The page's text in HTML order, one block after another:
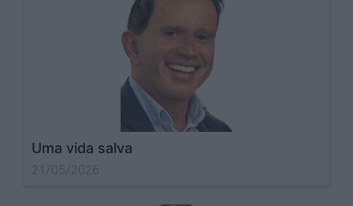
Uma vida salva